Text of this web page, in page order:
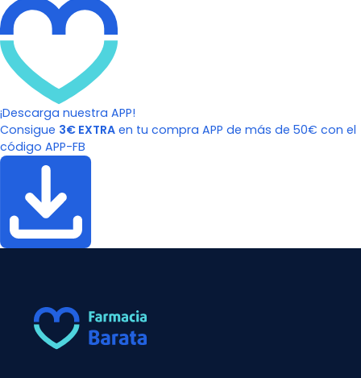
¡Descarga nuestra APP!
Consigue 3€ EXTRA en tu compra APP de más de 50€ con el
código APP-FB